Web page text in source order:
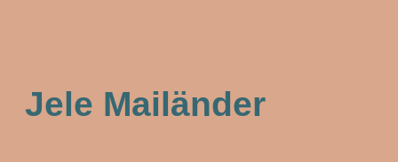
Jele Mailänder